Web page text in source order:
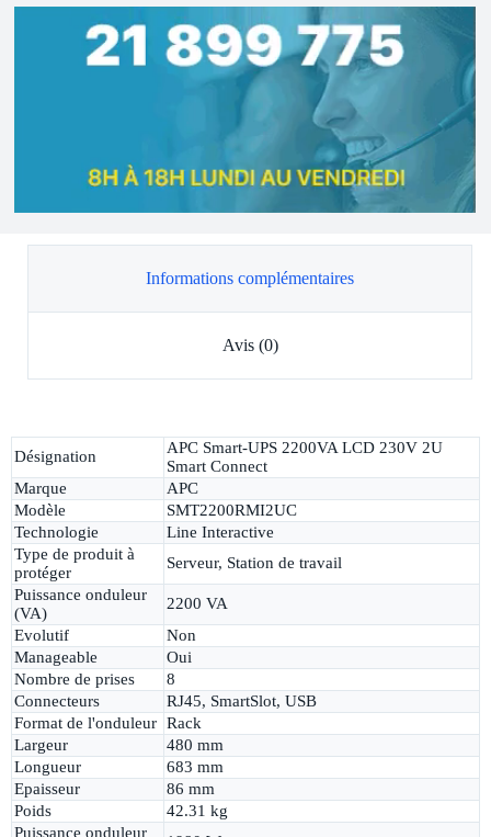
Informations complémentaires
Avis (0)
Désignation
APC Smart-UPS 2200VA LCD 230V 2U
Smart Connect
Marque
APC
Modèle
SMT2200RMI2UC
Technologie
Line Interactive
Type de produit à
protéger
Serveur, Station de travail
Puissance onduleur
(VA)
2200 VA
Evolutif
Non
Manageable
Oui
Nombre de prises
8
Connecteurs
RJ45, SmartSlot, USB
Format de l'onduleur Rack
Largeur
480 mm
Longueur
683 mm
Epaisseur
86 mm
Poids
42.31 kg
Puissance onduleur